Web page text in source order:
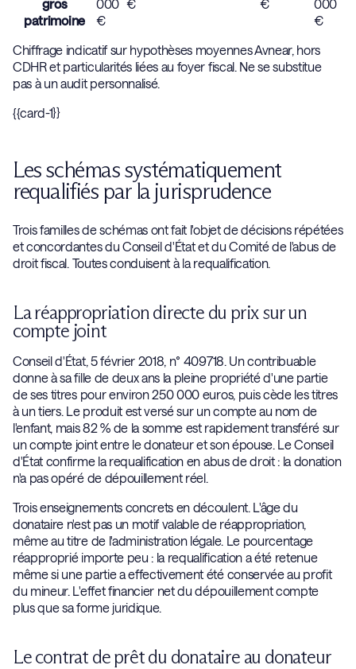
gros
patrimoine
000
€
€ €
000
€
Chiffrage indicatif sur hypothèses moyennes Avnear, hors
CDHR et particularités liées au foyer fiscal. Ne se substitue
pas à un audit personnalisé.
{{card-1}}
Les schémas systématiquement
requalifiés par la jurisprudence
Trois familles de schémas ont fait l'objet de décisions répétées
et concordantes du Conseil d'État et du Comité de l'abus de
droit fiscal. Toutes conduisent à la requalification.
La réappropriation directe du prix sur un
compte joint
Conseil d'État, 5 février 2018, n° 409718. Un contribuable
donne à sa fille de deux ans la pleine propriété d'une partie
de ses titres pour environ 250 000 euros, puis cède les titres
à un tiers. Le produit est versé sur un compte au nom de
l'enfant, mais 82 % de la somme est rapidement transféré sur
un compte joint entre le donateur et son épouse. Le Conseil
d'État confirme la requalification en abus de droit : la donation
n'a pas opéré de dépouillement réel.
Trois enseignements concrets en découlent. L'âge du
donataire n'est pas un motif valable de réappropriation,
même au titre de l'administration légale. Le pourcentage
réapproprié importe peu : la requalification a été retenue
même si une partie a effectivement été conservée au profit
du mineur. L'effet financier net du dépouillement compte
plus que sa forme juridique.
Le contrat de prêt du donataire au donateur